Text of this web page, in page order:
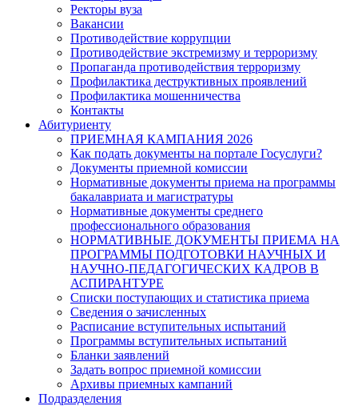
Ректоры вуза
Вакансии
Противодействие коррупции
Противодействие экстремизму и терроризму
Пропаганда противодействия терроризму
Профилактика деструктивных проявлений
Профилактика мошенничества
Контакты
Абитуриенту
ПРИЕМНАЯ КАМПАНИЯ 2026
Как подать документы на портале Госуслуги?
Документы приемной комиссии
Нормативные документы приема на программы
бакалавриата и магистратуры
Нормативные документы среднего
профессионального образования
НОРМАТИВНЫЕ ДОКУМЕНТЫ ПРИЕМА НА
ПРОГРАММЫ ПОДГОТОВКИ НАУЧНЫХ И
НАУЧНО-ПЕДАГОГИЧЕСКИХ КАДРОВ В
АСПИРАНТУРЕ
Списки поступающих и статистика приема
Сведения о зачисленных
Расписание вступительных испытаний
Программы вступительных испытаний
Бланки заявлений
Задать вопрос приемной комиссии
Архивы приемных кампаний
Подразделения